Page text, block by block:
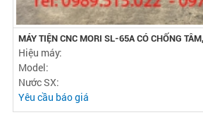
MÁY TIỆN CNC MORI SL-65A CÓ CHỐNG
Hiệu máy:
Model:
Nước SX:
Yêu cầu báo giá